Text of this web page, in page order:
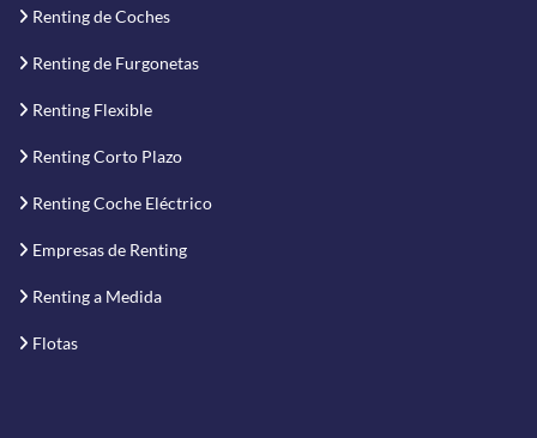
Renting de Coches
Renting de Furgonetas
Renting Flexible
Renting Corto Plazo
Renting Coche Eléctrico
Empresas de Renting
Renting a Medida
Flotas